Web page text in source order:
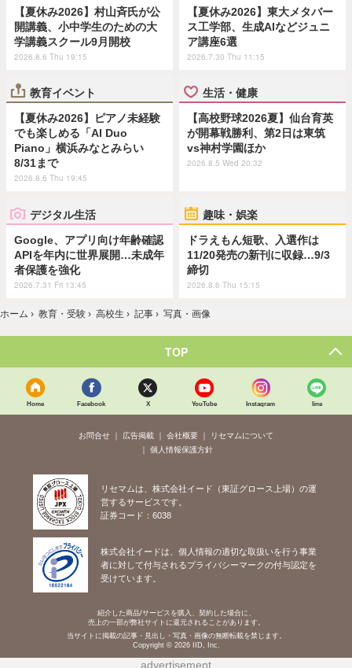
【夏休み2026】村山斉氏が公
開講義、小中学生のための大
学講義スクール9月開校
2026.8.6 Thu 19:15
【夏休み2026】東大メタバー
ス工学部、生成AIなどジュニ
ア講座6選
2026.7.30 Thu 11:15
教育イベント
【夏休み2026】ピアノ未経験
でも楽しめる「AI Duo
Piano」横浜みなとみらい
8/31まで
2026.8.6 Thu 19:45
生活・健康
【高校野球2026夏】仙台育英
が開幕戦勝利、第2日は東筑
vs神村学園ほか
2026.8.5 Wed 20:32
デジタル生活
Google、アプリ向け年齢確認
APIを年内に世界展開…未成年
者保護を強化
2026.7.31 Fri 13:45
趣味・娯楽
ドラえもん短歌、入選作は
11/20発売の新刊に収録…9/3
締切
2026.8.6 Thu 15:15
ホーム › 教育・受験 › 高校生 › 記事 › 写真・画像
TOP
Home Facebook X YouTube Instagram line
お問合せ 広告掲載 会社概要
リセマムについて
個人情報保護方針
リセマムは、株式会社イード（東証グロース上場）の運
営するサービスです。
証券コード：6038
株式会社イードは、個人情報の適切な取扱いを行う事業
者に対して付与されるプライバシーマークの付与認定を
受けています。
紹介した商品/サービスを購入、契約した場合に、
売上の一部が弊社サイトに還元されることがあります。
当サイトに掲載の記事・見出し・写真・画像の無断転載を禁じます。
Copyright © 2026 IID, Inc.
advertisement